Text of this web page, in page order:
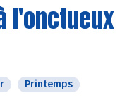
l'onctueux
Printemps